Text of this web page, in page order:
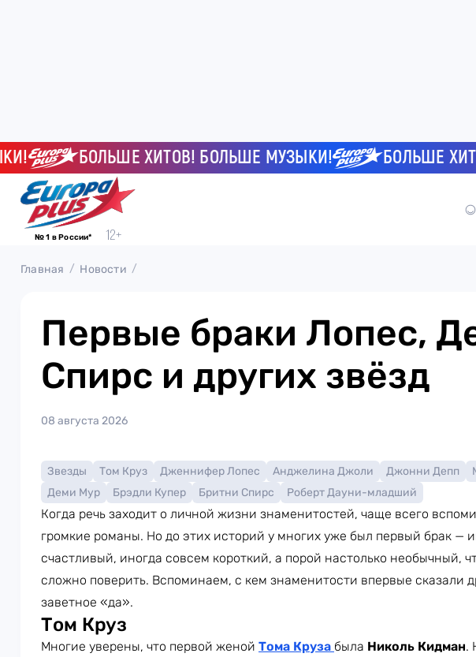
БОЛЬШЕ ХИТОВ! БОЛЬШЕ МУЗЫКИ! БОЛЬШЕ ХИТОВ!
№ 1 в России*
Главная Новости
Первые браки Лопес,
Спирс и других звёзд
08 августа 2026
Звезды Том Круз Дженнифер Лопес Анджелина Джоли Джонни Депп
Деми Мур
Брэдли Купер Бритни Спирс Роберт Дауни-младший
Когда речь заходит о личной жизни знаменитостей, чаще всего
громкие романы. Но до этих историй у многих уже был первый брак —
счастливый, иногда совсем короткий, а порой настолько необычный,
сложно поверить. Вспоминаем, с кем знаменитости впервые сказали
заветное «да».
Том Круз
Многие уверены, что первой женой Тома Круза была Николь Кидман.